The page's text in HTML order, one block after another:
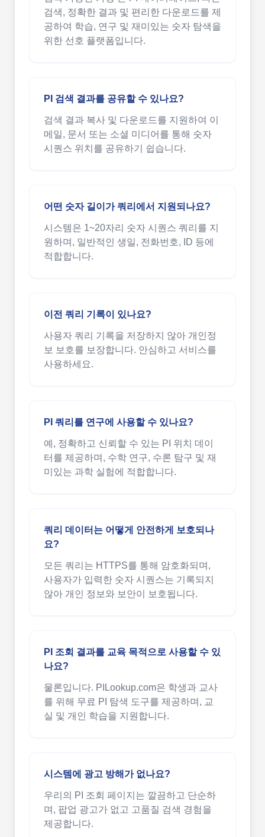
검색, 정확한 결과 및 편리한 다운로드를 제
공하여 학습, 연구 및 재미있는 숫자 탐색을
위한 선호 플랫폼입니다.
PI 검색 결과를 공유할 수 있나요?
검색 결과 복사 및 다운로드를 지원하여 이
메일, 문서 또는 소셜 미디어를 통해 숫자
시퀀스 위치를 공유하기 쉽습니다.
어떤 숫자 길이가 쿼리에서 지원되나요?
시스템은 1~20자리 숫자 시퀀스 쿼리를 지
원하며, 일반적인 생일, 전화번호, ID 등에
적합합니다.
이전 쿼리 기록이 있나요?
사용자 쿼리 기록을 저장하지 않아 개인정
보 보호를 보장합니다. 안심하고 서비스를
사용하세요.
PI 쿼리를 연구에 사용할 수 있나요?
예, 정확하고 신뢰할 수 있는 PI 위치 데이
터를 제공하며, 수학 연구, 수론 탐구 및 재
미있는 과학 실험에 적합합니다.
쿼리 데이터는 어떻게 안전하게 보호되나
요?
모든 쿼리는 HTTPS를 통해 암호화되며,
사용자가 입력한 숫자 시퀀스는 기록되지
않아 개인 정보와 보안이 보호됩니다.
PI 조회 결과를 교육 목적으로 사용할 수 있
나요?
물론입니다. PILookup.com은 학생과 교사
를 위해 무료 PI 탐색 도구를 제공하며, 교
실 및 개인 학습을 지원합니다.
시스템에 광고 방해가 없나요?
우리의 PI 조회 페이지는 깔끔하고 단순하
며, 팝업 광고가 없고 고품질 검색 경험을
제공합니다.